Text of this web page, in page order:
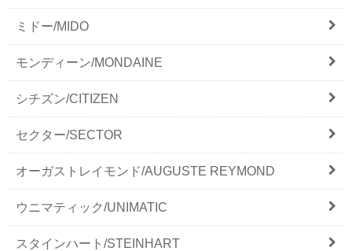
ミドー/MIDO
モンディーン/MONDAINE
シチズン/CITIZEN
セクター/SECTOR
オーガストレイモンド/AUGUSTE REYMOND
ウニマティック/UNIMATIC
スタインハート/STEINHART